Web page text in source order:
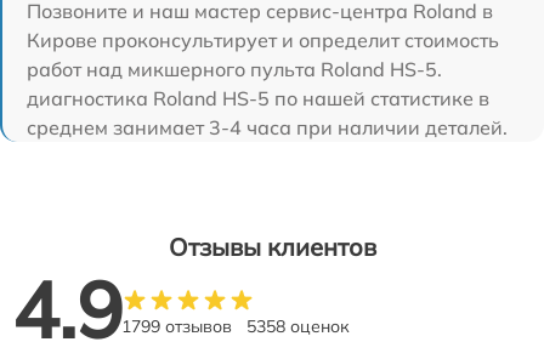
Позвоните и наш мастер сервис-центра Roland в
Кирове проконсультирует и определит стоимость
работ над микшерного пульта Roland HS-5.
диагностика Roland HS-5 по нашей статистике в
среднем занимает 3-4 часа при наличии деталей.
Отзывы клиентов
4.91799 отзывов 5358 оценок